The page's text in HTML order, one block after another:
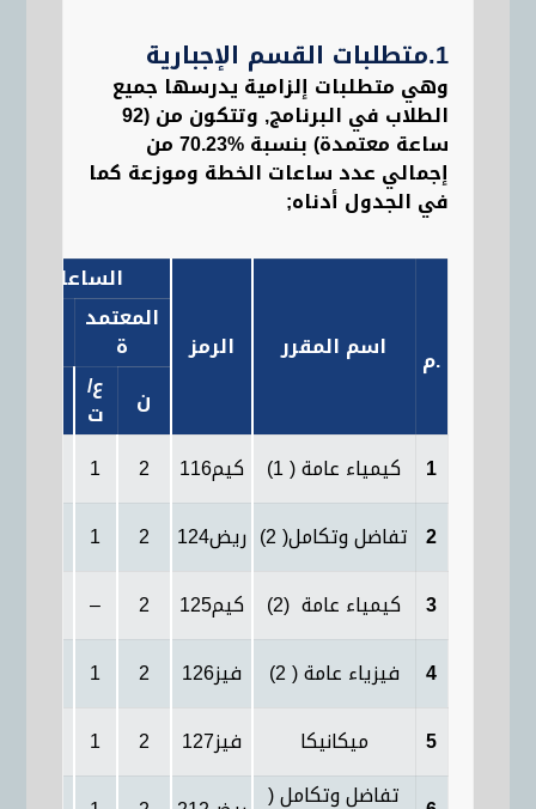
1.متطلبات القسم الإجبارية
وهي متطلبات إلزامية يدرسها جميع
الطلاب في البرنامج, وتتكون من (92
ساعة معتمدة) بنسبة %70.23 من
إجمالي عدد ساعات الخطة وموزعة كما
في الجدول أدناه;
الساعات
الرمز
اسم المقرر م.
المعتمد
ة
ع/
ت
ن
1 2 كيم116 كيمياء عامة ( 1)
1
1 2 ريض124 تفاضل وتكامل( 2) 2
– 2 كيم125 كيمياء عامة (2)
3
1 2 فيز126 فيزياء عامة ( 2)
4
1 2 فيز127 ميكانيكا
5
تفاضل وتكامل (